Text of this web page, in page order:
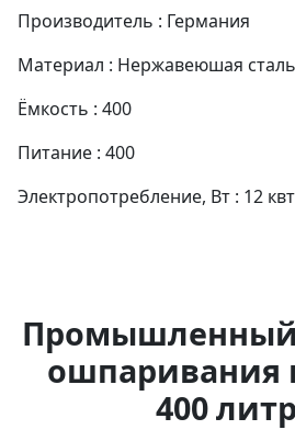
Производитель : Германия
Материал : Нержавеюшая сталь
Ёмкость : 400
Питание : 400
Электропотребление, Вт : 12 квт
Промышленный
ошпаривания
400